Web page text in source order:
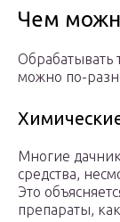
Чем
Обрабатывать
можно по-
Многие
средства,
Это
препараты,